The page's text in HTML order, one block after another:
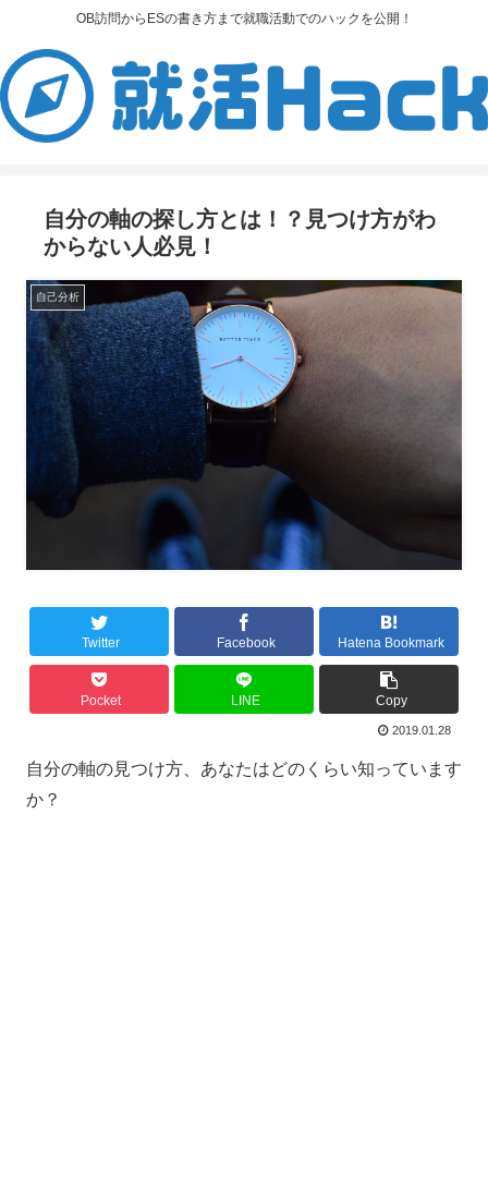
OB訪問からESの書き方まで就職活動でのハックを公開！
自分の軸の探し方とは！？見つけ方がわ
からない人必見！
自己分析
Twitter Facebook Hatena Bookmark
Pocket LINE Copy
2019.01.28
自分の軸の見つけ方、あなたはどのくらい知っています
か？